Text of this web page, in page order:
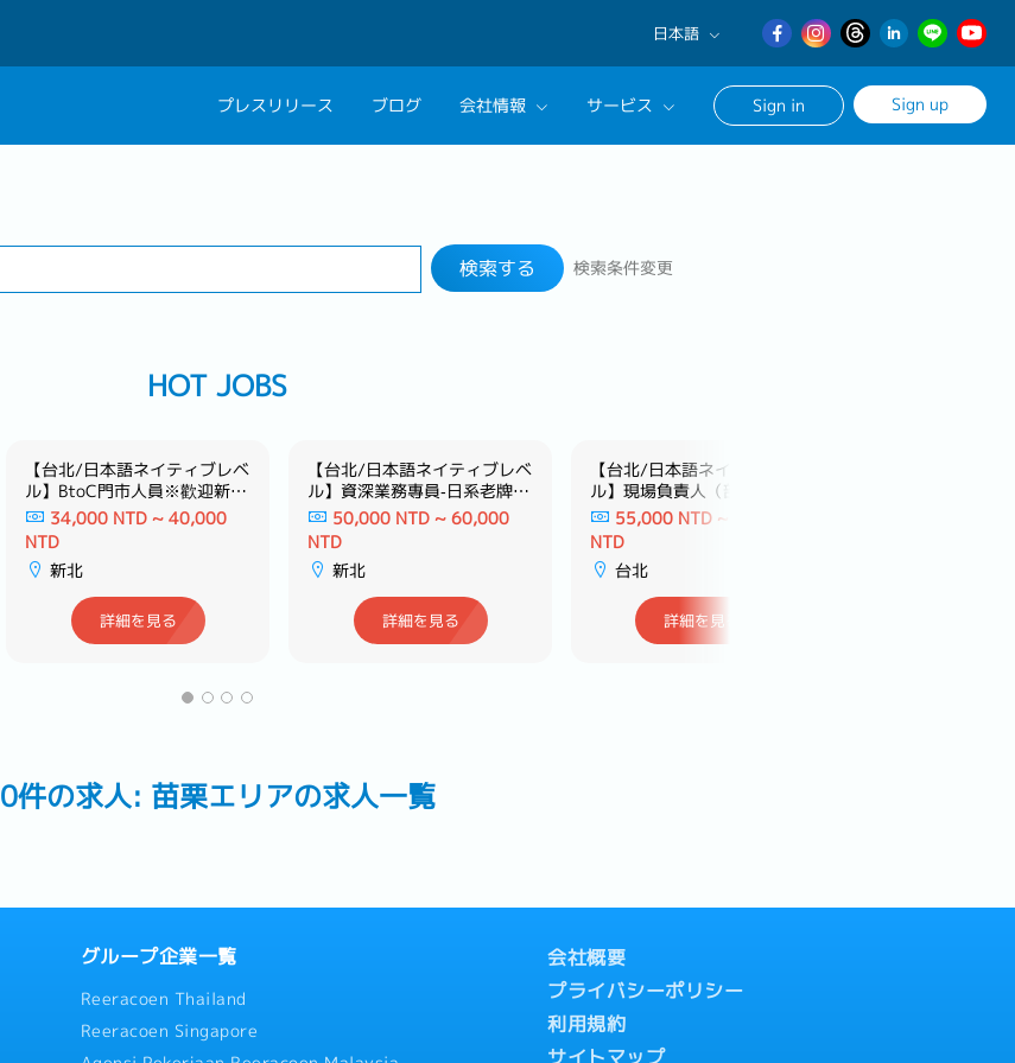
日本語
English
日本語
プレスリリース ブログ 会社情報
グループ代表メッセージ
サービス Sign in Sign up
検索する 検索条件変更
HOT JOBS
【台北/日本語ネイティブレベ
ル】BtoC門市人員※歡迎新鮮
人・無經驗－日系綜合機車用
品店
34,000 NTD ~ 40,000
NTD
新北
詳細を見る
【台北/日本語ネイティブレベ
ル】資深業務專員‐日系老牌製
造業子公司‐
50,000 NTD ~ 60,000
NTD
新北
詳細を見る
【台北/日本語ネイティブレベ
ル】現場負責人（部長助理）‐
日系大型摩托車用品企業‐
55,000 NTD ~ 80,000
NTD
台北
詳細を見る
0件の求人: 苗栗エリアの求人一覧
グループ企業一覧
Reeracoen Thailand
Reeracoen Singapore
会社概要
プライバシーポリシー
利用規約
サイトマップ